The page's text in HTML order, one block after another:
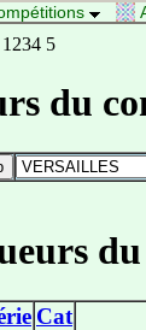
1234 5
du
Cat